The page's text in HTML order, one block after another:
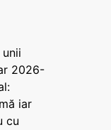
2026-
iar
cu